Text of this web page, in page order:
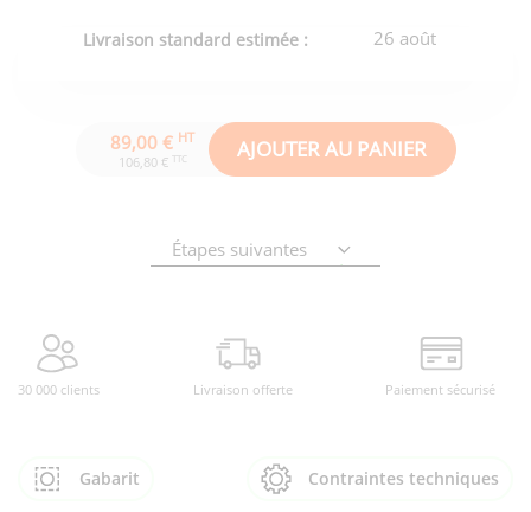
Livraison standard estimée : 26 août
89,00 € HT
106,80 € TTC AJOUTER AU PANIER
Étapes suivantes
30 000 clients Livraison offerte Paiement sécurisé
Gabarit Contraintes techniques